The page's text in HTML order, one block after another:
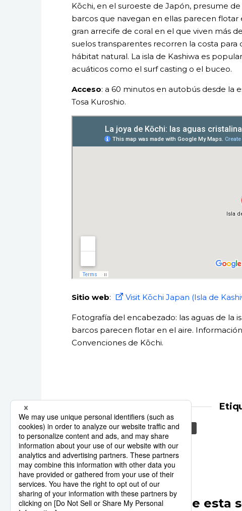
Kōchi, en el suroeste de Japón, presume
barcos que navegan en ellas parecen flotar
gran arrecife de coral en el que viven más
suelos transparentes recorren la costa para
hábitat natural. La isla de Kashiwa es
acuáticos como el surf casting o el buceo.
Acceso: a 60 minutos en autobús desde la
Tosa Kuroshio.
Sitio web: Visit Kōchi Japan (Isla de
Fotografía del encabezado: las aguas de la
barcos parecen flotar en el aire.
Convenciones de Kōchi.
Shikoku Kōchi Playa
Otros artículos de esta